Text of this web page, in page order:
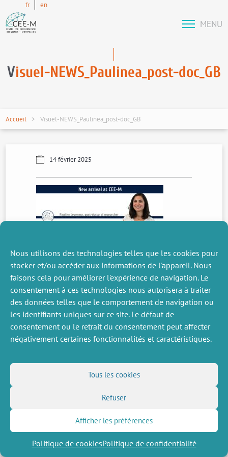
Nous utilisons des technologies telles que les cookies pour
stocker et/ou accéder aux informations de l'appareil. Nous
faisons cela pour améliorer l'expérience de navigation. Le
consentement à ces technologies nous autorisera à traiter
des données telles que le comportement de navigation ou
les identifiants uniques sur ce site. Le défaut de
consentement ou le retrait du consentement peut affecter
négativement certaines fonctionnalités et caractéristiques.
Tous les cookies
Refuser
Afficher les préférences
Politique de cookiesPolitique de confidentialité
fr en
MENU
Visuel-NEWS_Paulinea_post-doc_GB
Accueil Visuel-NEWS_Paulinea_post-doc_GB
14 février 2025
ACTUALITÉS
PRÉCÉDENTE
DIVERS
Offres d’emploi
Job market
NOUS SUIVRE
Flux RSS